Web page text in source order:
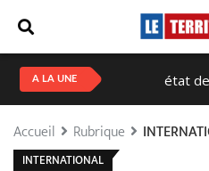
A LA UNEHaïti en état de choc
Accueil Rubrique
INTERNATIONAL